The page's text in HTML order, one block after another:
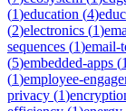
(1)education (4)
(2)electronics (1)
sequences (1)email-
(5)embedded-apps (1
(1)employee-
privacy (1)